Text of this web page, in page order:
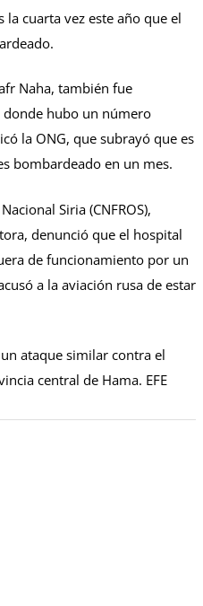
cuarta vez este año que el
Naha, también fue
donde hubo un número
la ONG, que subrayó que es
bombardeado en un mes.
Siria (CNFROS),
denunció que el hospital
de funcionamiento por un
a la aviación rusa de estar
ataque similar contra el
central de Hama. EFE